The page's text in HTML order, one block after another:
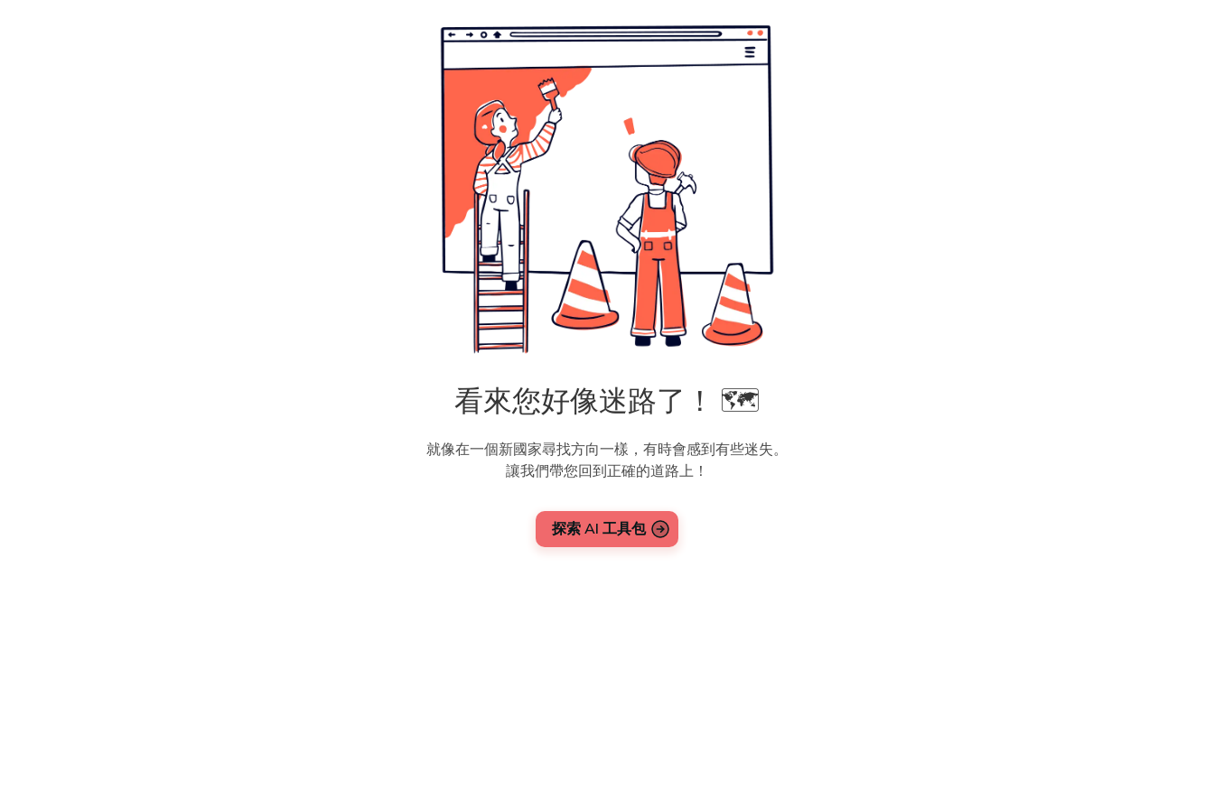
看來您好像迷路了！ 🗺️
就像在一個新國家尋找方向一樣，有時會感到有些迷失。
讓我們帶您回到正確的道路上！
探索 AI 工具包